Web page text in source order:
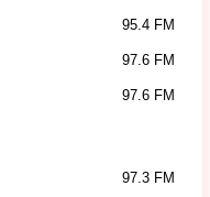
95.4 FM
97.6 FM
97.6 FM
97.3 FM